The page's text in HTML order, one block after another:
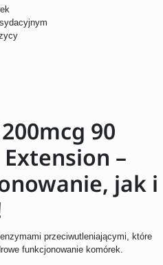
90
–
jak i
przeciwutleniającymi, które
funkcjonowanie komórek.